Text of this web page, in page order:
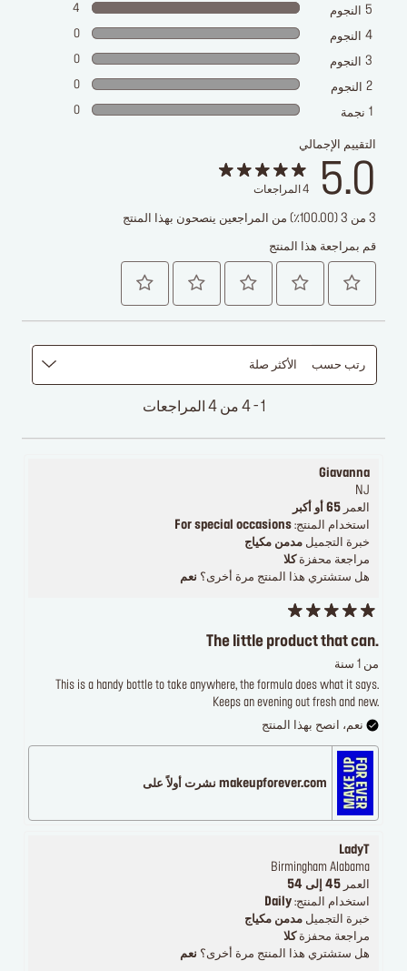
5 النجوم 4
4 النجوم 0
3 النجوم 0
2 النجوم 0
1 نجمة 0
التقييم الإجمالي
5.0
4 المراجعات
3 من 3 (100.00٪) من المراجعين ينصحون بهذا المنتج
قم بمراجعة هذا المنتج
1 - 4 من 4 المراجعات
رتب حسب الأكثر صلة
Giavanna
NJ
العمر 65 أو أكبر
استخدام المنتج: For special occasions
خبرة التجميل مدمن مكياج
مراجعة محفزةكلا
هل ستشتري هذا المنتج مرة أخرى؟ نعم
The little product that can.
من 1 سنة
This is a handy bottle to take anywhere, the formula does what it says.
Keeps an evening out fresh and new.
نعم، انصح بهذا المنتج
makeupforever.com نشرت أولاً على
LadyT
Birmingham Alabama
العمر 45 إلى 54
استخدام المنتج: Daily
خبرة التجميل مدمن مكياج
مراجعة محفزة كلا
هل ستشتري هذا المنتج مرة أخرى؟ نعم